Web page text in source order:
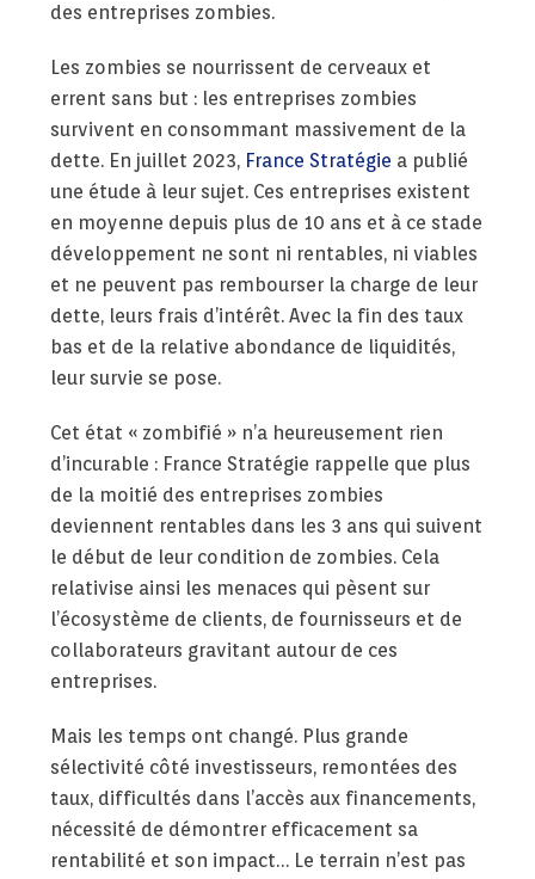
des entreprises zombies.
Les zombies se nourrissent de cerveaux et
errent sans but : les entreprises zombies
survivent en consommant massivement de la
dette. En juillet 2023, France Stratégie a publié
une étude à leur sujet. Ces entreprises existent
en moyenne depuis plus de 10 ans et à ce stade
développement ne sont ni rentables, ni viables
et ne peuvent pas rembourser la charge de leur
dette, leurs frais d’intérêt. Avec la fin des taux
bas et de la relative abondance de liquidités,
leur survie se pose.
Cet état « zombifié » n’a heureusement rien
d’incurable : France Stratégie rappelle que plus
de la moitié des entreprises zombies
deviennent rentables dans les 3 ans qui suivent
le début de leur condition de zombies. Cela
relativise ainsi les menaces qui pèsent sur
l’écosystème de clients, de fournisseurs et de
collaborateurs gravitant autour de ces
entreprises.
Mais les temps ont changé. Plus grande
sélectivité côté investisseurs, remontées des
taux, difficultés dans l’accès aux financements,
nécessité de démontrer efficacement sa
rentabilité et son impact… Le terrain n’est pas